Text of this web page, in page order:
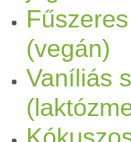
sikeres
receptet.
mert Ádi
egyszerű
(vegán)
Vaníliás